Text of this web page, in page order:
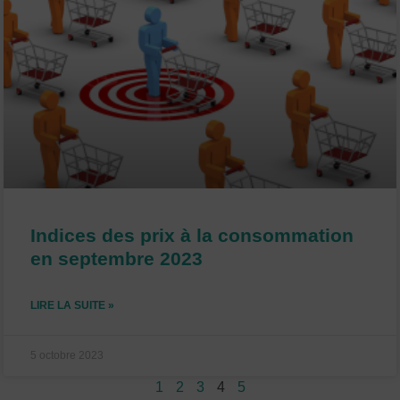
Indices des prix à la consommation
en septembre 2023
LIRE LA SUITE »
5 octobre 2023
1 2 3 4 5